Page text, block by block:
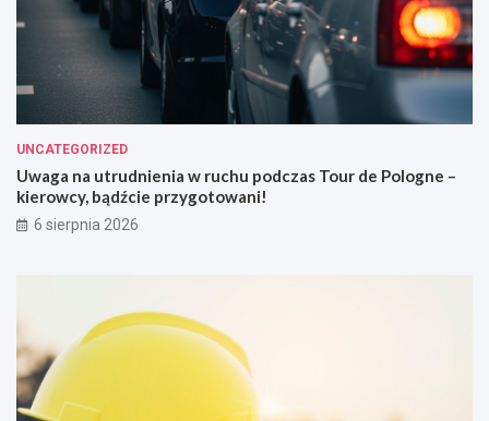
UNCATEGORIZED
Uwaga na utrudnienia w ruchu podczas Tour de Pologne –
kierowcy, bądźcie przygotowani!
6 sierpnia 2026